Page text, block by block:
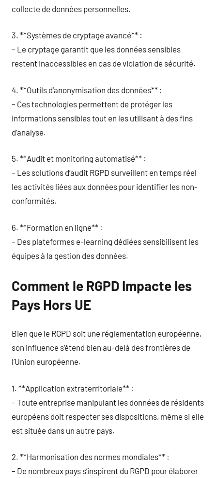
collecte de données personnelles.
3. **Systèmes de cryptage avancé** :
– Le cryptage garantit que les données sensibles
restent inaccessibles en cas de violation de sécurité.
4. **Outils d’anonymisation des données** :
– Ces technologies permettent de protéger les
informations sensibles tout en les utilisant à des fins
d’analyse.
5. **Audit et monitoring automatisé** :
– Les solutions d’audit RGPD surveillent en temps réel
les activités liées aux données pour identifier les non-
conformités.
6. **Formation en ligne** :
– Des plateformes e-learning dédiées sensibilisent les
équipes à la gestion des données.
Comment le RGPD Impacte les
Pays Hors UE
Bien que le RGPD soit une réglementation européenne,
son influence s’étend bien au-delà des frontières de
l’Union européenne.
1. **Application extraterritoriale** :
– Toute entreprise manipulant les données de résidents
européens doit respecter ses dispositions, même si elle
est située dans un autre pays.
2. **Harmonisation des normes mondiales** :
– De nombreux pays s’inspirent du RGPD pour élaborer